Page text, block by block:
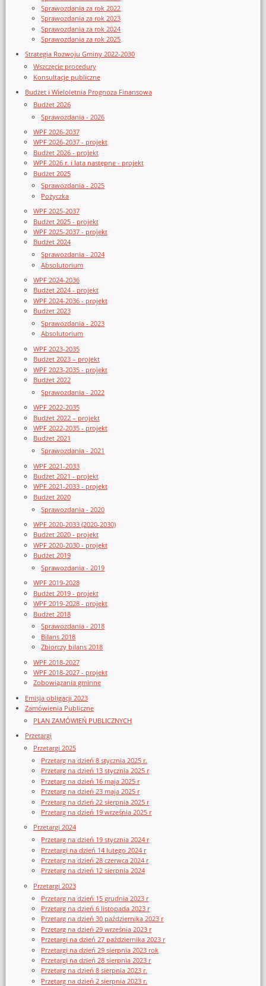
Sprawozdania za rok 2022
Sprawozdania za rok 2023
Sprawozdania za rok 2024
Sprawozdania za rok 2025
Strategia Rozwoju Gminy 2022-2030
Wszczęcie procedury
Konsultacje publiczne
Budżet i Wieloletnia Prognoza Finansowa
Budżet 2026
Sprawozdania - 2026
WPF 2026-2037
WPF 2026-2037 - projekt
Budżet 2026 - projekt
WPF 2026 r. i lata następne - projekt
Budżet 2025
Sprawozdania - 2025
Pożyczka
WPF 2025-2037
Budżet 2025 - projekt
WPF 2025-2037 - projekt
Budżet 2024
Sprawozdania - 2024
Absolutorium
WPF 2024-2036
Budżet 2024 - projekt
WPF 2024-2036 - projekt
Budżet 2023
Sprawozdania - 2023
Absolutorium
WPF 2023-2035
Budżet 2023 – projekt
WPF 2023-2035 - projekt
Budżet 2022
Sprawozdania - 2022
WPF 2022-2035
Budżet 2022 – projekt
WPF 2022-2035 - projekt
Budżet 2021
Sprawozdania - 2021
WPF 2021-2033
Budżet 2021 - projekt
WPF 2021-2033 - projekt
Budżet 2020
Sprawozdania - 2020
WPF 2020-2033 (2020-2030)
Budżet 2020 - projekt
WPF 2020-2030 - projekt
Budżet 2019
Sprawozdania - 2019
WPF 2019-2028
Budżet 2019 - projekt
WPF 2019-2028 - projekt
Budżet 2018
Sprawozdania - 2018
Bilans 2018
Zbiorczy bilans 2018
WPF 2018-2027
WPF 2018-2027 - projekt
Zobowiązania gminne
Emisja obligacji 2023
Zamówienia Publiczne
PLAN ZAMÓWIEŃ PUBLICZNYCH
Przetargi
Przetargi 2025
Przetarg na dzień 8 stycznia 2025 r.
Przetarg na dzień 13 stycznia 2025 r
Przetarg na dzień 16 maja 2025 r
Przetarg na dzień 23 maja 2025 r
Przetarg na dzień 22 sierpnia 2025 r
Przetarg na dzień 19 września 2025 r
Przetargi 2024
Przetarg na dzień 19 stycznia 2024 r
Przetargi na dzień 14 lutego 2024 r
Przetarg na dzień 28 czerwca 2024 r
Przetarg na dzień 12 sierpnia 2024
Przetargi 2023
Przetarg na dzień 15 grudnia 2023 r
Przetarg na dzień 6 listopada 2023 r
Przetarg na dzień 30 października 2023 r
Przetarg na dzień 29 września 2023 r
Przetargi na dzień 27 października 2023 r
Przetargi na dzień 29 sierpnia 2023 rok
Przetargi na dzień 28 sierpnia 2023 r
Przetarg na dzień 8 sierpnia 2023 r.
Przetarg na dzień 2 sierpnia 2023 r.